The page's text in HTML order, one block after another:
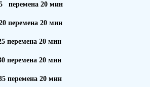
20 мин
20 мин
20 мин
20 мин
перемена 20 мин